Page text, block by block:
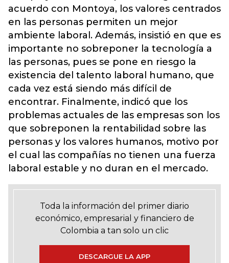
acuerdo con Montoya, los valores centrados
en las personas permiten un mejor
ambiente laboral. Además, insistió en que es
importante no sobreponer la tecnología a
las personas, pues se pone en riesgo la
existencia del talento laboral humano, que
cada vez está siendo más difícil de
encontrar. Finalmente, indicó que los
problemas actuales de las empresas son los
que sobreponen la rentabilidad sobre las
personas y los valores humanos, motivo por
el cual las compañías no tienen una fuerza
laboral estable y no duran en el mercado.
Toda la información del primer diario
económico, empresarial y financiero de
Colombia a tan solo un clic
DESCARGUE LA APP